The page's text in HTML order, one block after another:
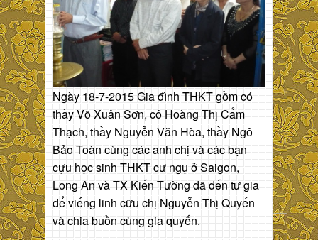
Ngày 18-7-2015 Gia đình THKT gồm có
thầy Võ Xuân Sơn, cô Hoàng Thị Cẩm
Thạch, thầy Nguyễn Văn Hòa, thầy Ngô
Bảo Toàn cùng các anh chị và các bạn
cựu học sinh THKT cư ngụ ở Saigon,
Long An và TX Kiến Tường đã đến tư gia
để viếng linh cữu chị Nguyễn Thị Quyến
và chia buồn cùng gia quyến.